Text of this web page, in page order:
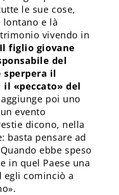
le sue cose,
lontano e là
vivendo in
figlio giovane
del
sperpera il
«peccato» del
poi uno
evento
dicono, nella
basta pensare ad
ebbe speso
in quel Paese una
egli cominciò a